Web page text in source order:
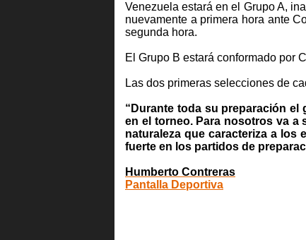
Venezuela estará en el Grupo A,
nuevamente a primera hora ante
segunda hora.
El Grupo B estará conformado por
Las dos primeras selecciones de
“Durante toda su preparación
en el torneo. Para nosotros va a
naturaleza que caracteriza a los
fuerte en los partidos de
Humberto Contreras
Pantalla Deportiva